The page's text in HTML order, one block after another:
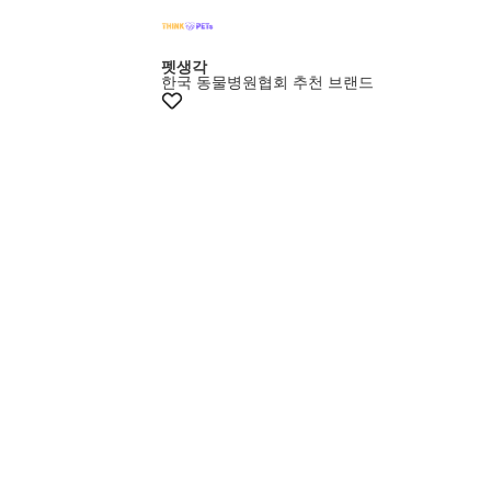
+10% 쿠폰
펫생각
한국 동물병원협회 추천 브랜드